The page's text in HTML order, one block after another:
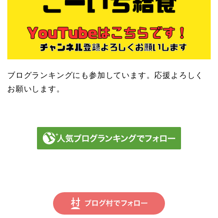
ブログランキングにも参加しています。応援よろしく
お願いします。